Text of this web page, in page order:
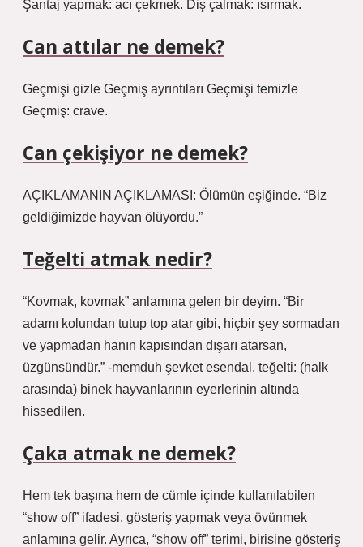
Şantaj yapmak: acı çekmek. Diş çalmak: ısırmak.
Can attılar ne demek?
Geçmişi gizle Geçmiş ayrıntıları Geçmişi temizle
Geçmiş: crave.
Can çekişiyor ne demek?
AÇIKLAMANIN AÇIKLAMASI: Ölümün eşiğinde. “Biz
geldiğimizde hayvan ölüyordu.”
Teğelti atmak nedir?
“Kovmak, kovmak” anlamına gelen bir deyim. “Bir
adamı kolundan tutup top atar gibi, hiçbir şey sormadan
ve yapmadan hanın kapısından dışarı atarsan,
üzgünsündür.” -memduh şevket esendal. teğelti: (halk
arasında) binek hayvanlarının eyerlerinin altında
hissedilen.
Çaka atmak ne demek?
Hem tek başına hem de cümle içinde kullanılabilen
“show off” ifadesi, gösteriş yapmak veya övünmek
anlamına gelir. Ayrıca, “show off” terimi, birisine gösteriş